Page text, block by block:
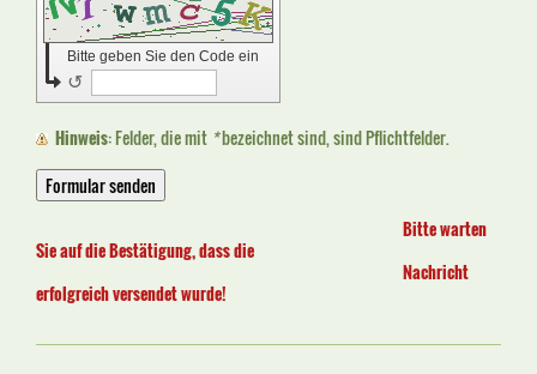
Bitte geben Sie den Code ein
↺
Hinweis : Felder, die mit *bezeichnet sind, sind Pflichtfelder.
Bitte warten
Sie auf die Bestätigung, dass die
Nachricht
erfolgreich versendet wurde!